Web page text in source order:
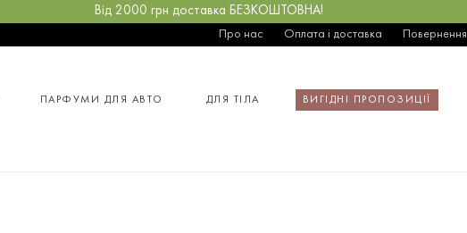
Від 2000 грн доставка БЕЗКОШТОВНА!
Про нас Оплата і доставка Повернення
ПАРФУМИ ДЛЯ АВТО ДЛЯ ТІЛА ВИГІДНІ ПРОПОЗИЦІЇ